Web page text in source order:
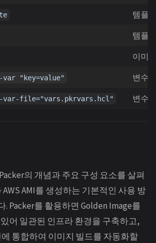
템플
템플
이미
"key=value" 변수
var-file="vars.pkrvars.hcl" 변수
의 개념과 주요 구성 요소를 살펴
AMI를 생성하는 기본적인 사용 방
. Packer를 활용하면 Golden Image를
어 일관된 인프라 환경을 구축하고,
통합하여 이미지 빌드를 자동화할